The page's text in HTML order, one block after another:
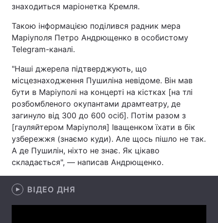
Економіка
Спорт Наука
Техно і зв'язок
Зброя Інциденти
Здоров'я
Цікавинки Погода
Екологія Регіони
Лонгріди
Відео з Youtube
знаходиться маріонетка Кремля.
Такою інформацією поділився радник мера
Маріуполя Петро Андрющенко в особистому
Telegram-каналі.
"Наші джерела підтверджують, що
місцезнаходження Пушиліна невідоме. Він мав
бути в Маріуполі на концерті на кістках [на тлі
розбомбленого окупантами драмтеатру, де
загинуло від 300 до 600 осіб]. Потім разом з
[гауляйтером Маріуполя] Іващенком їхати в бік
узбережжя (знаємо куди). Але щось пішло не так.
А де Пушилін, ніхто не знає. Як цікаво
складається", — написав Андрющенко.
ВІДЕО ДНЯ